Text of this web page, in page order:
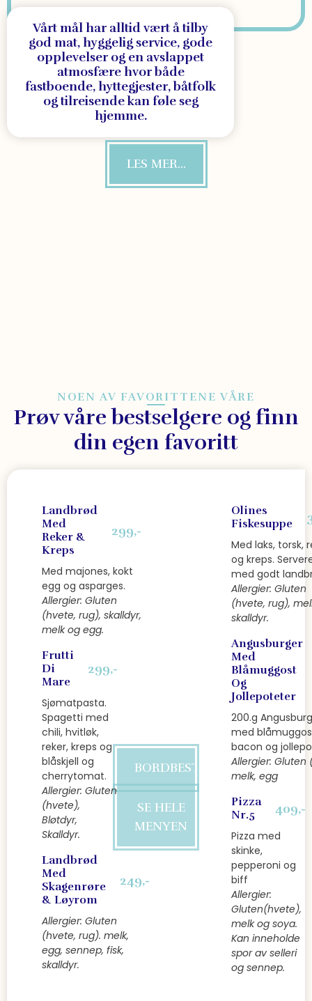
Vårt mål har alltid vært å tilby
god mat, hyggelig service, gode
opplevelser og en avslappet
atmosfære hvor både
fastboende, hyttegjester, båtfolk
og tilreisende kan føle seg
hjemme.
LES MER...
NOEN AV FAVORITTENE VÅRE
Prøv våre bestselgere og finn
din egen favoritt
Landbrød
Med
Reker &
Kreps
299,-
Med majones, kokt
egg og asparges.
Allergier: Gluten
(hvete, rug), skalldyr,
melk og egg.
Frutti
Di
Mare
299,-
Sjømatpasta.
Spagetti med
chili, hvitløk,
reker, kreps og
blåskjell og
cherrytomat.
Allergier: Gluten
(hvete),
Bløtdyr,
Skalldyr.
Landbrød
Med
Skagenrøre
& Løyrom
249,-
Allergier: Gluten
(hvete, rug). melk,
egg, sennep, fisk,
skalldyr.
BORDBESTILLING
SE HELE
MENYEN
Olines
Fiskesuppe
Med laks, torsk,
og kreps.
med godt
Allergier: Gluten
(hvete, rug),
skalldyr.
Angusburger
Med
Blåmuggost
Og
Jollepoteter
200.g
med
bacon og
Allergier: Gluten
melk, egg
Pizza
Nr.5
409,-
Pizza med
skinke,
pepperoni og
biff
Allergier:
Gluten(hvete),
melk og soya.
Kan inneholde
spor av selleri
og sennep.